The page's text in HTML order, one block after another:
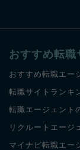
おすすめ転職
おすすめ転職エー
転職サイトランキ
転職エージェント
リクルートエージ
マイナビ転職エー